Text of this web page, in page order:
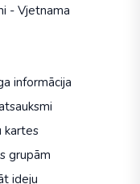
- Vjetnama
informācija
kartes
grupām
ideju